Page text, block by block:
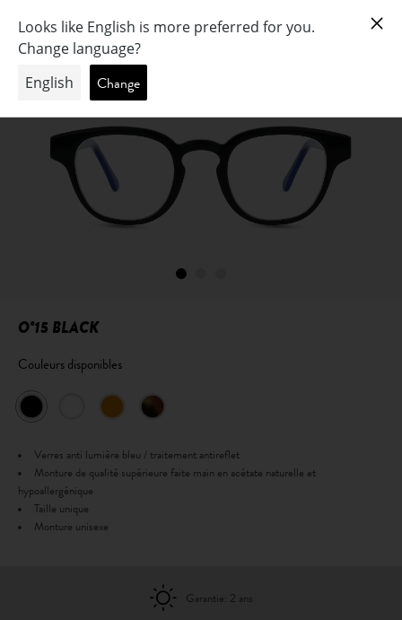
O°15 BLACK
Couleurs disponibles
Verres anti lumière bleu / traitement antireflet
Monture de qualité supérieure faite main en acétate naturelle et
hypoallergénique
Taille unique
Monture unisexe
Garantie: 2 ans